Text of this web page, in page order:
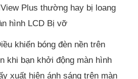
Plus thường hay bị loang
hình LCD Bị vỡ
khiển bóng đèn nền trên
khi bạn khởi động màn hình
xuất hiện ánh sáng trên màn